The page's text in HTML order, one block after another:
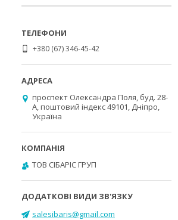
+380 (67) 346-45-42
проспект Олександра Поля, буд. 28-
А, поштовий індекс 49101, Дніпро,
Україна
ТОВ СІБАРІС ГРУП
salesibaris@gmail.com